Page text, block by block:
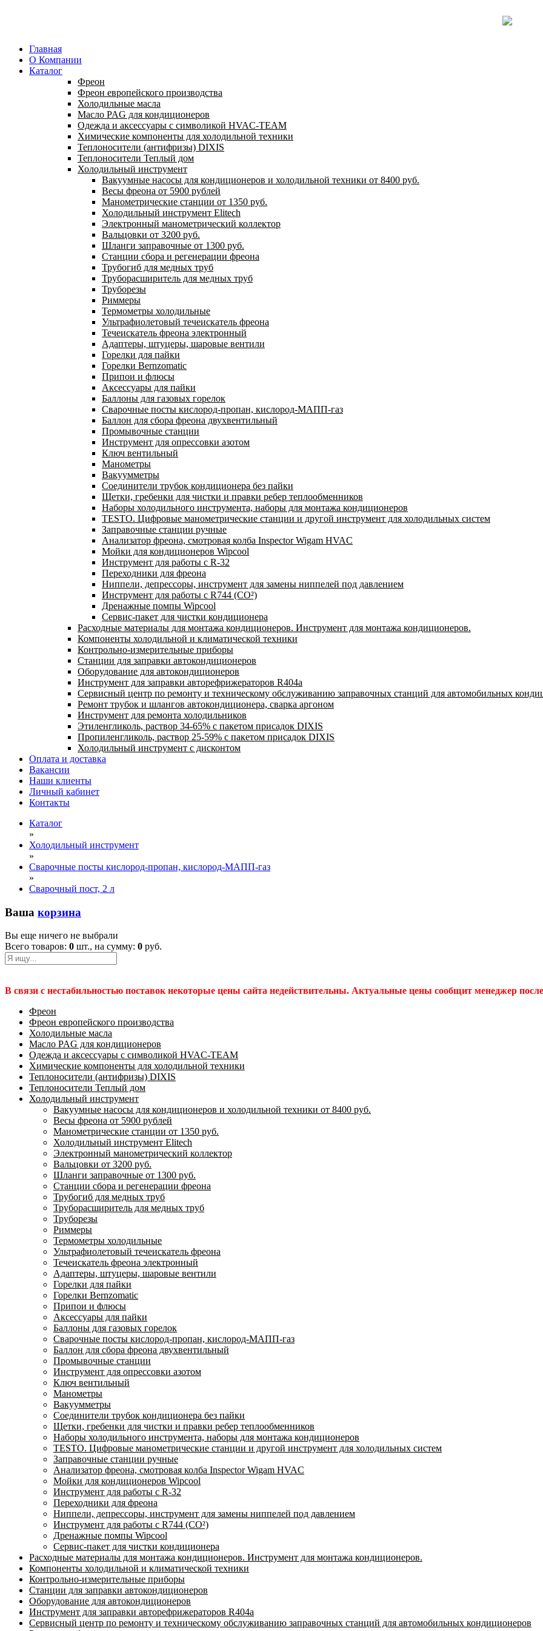
Главная
О Компании
Каталог
Фреон
Фреон европейского производства
Холодильные масла
Масло PAG для кондиционеров
Одежда и аксессуары с символикой HVAC-TEAM
Химические компоненты для холодильной техники
Теплоносители (антифризы) DIXIS
Теплоносители Теплый дом
Холодильный инструмент
Вакуумные насосы для кондиционеров и холодильной техники от 8400 руб.
Весы фреона от 5900 рублей
Манометрические станции от 1350 руб.
Холодильный инструмент Elitech
Электронный манометрический коллектор
Вальцовки от 3200 руб.
Шланги заправочные от 1300 руб.
Станции сбора и регенерации фреона
Трубогиб для медных труб
Труборасширитель для медных труб
Труборезы
Риммеры
Термометры холодильные
Ультрафиолетовый течеискатель фреона
Течеискатель фреона электронный
Адаптеры, штуцеры, шаровые вентили
Горелки для пайки
Горелки Bernzomatic
Припои и флюсы
Аксессуары для пайки
Баллоны для газовых горелок
Сварочные посты кислород-пропан, кислород-МАПП-газ
Баллон для сбора фреона двухвентильный
Промывочные станции
Инструмент для опрессовки азотом
Ключ вентильный
Манометры
Вакуумметры
Соединители трубок кондиционера без пайки
Щетки, гребенки для чистки и правки ребер теплообменников
Наборы холодильного инструмента, наборы для монтажа кондиционеров
TESTO. Цифровые манометрические станции и другой инструмент для холодильных систем
Заправочные станции ручные
Анализатор фреона, смотровая колба Inspector Wigam HVAC
Мойки для кондиционеров Wipcool
Инструмент для работы с R-32
Переходники для фреона
Ниппели, депрессоры, инструмент для замены ниппелей под давлением
Инструмент для работы с R744 (CO²)
Дренажные помпы Wipcool
Сервис-пакет для чистки кондиционера
Расходные материалы для монтажа кондиционеров. Инструмент для монтажа кондиционеров.
Компоненты холодильной и климатической техники
Контрольно-измерительные приборы
Станции для заправки автокондиционеров
Оборудование для автокондиционеров
Инструмент для заправки авторефрижераторов R404a
Сервисный центр по ремонту и техническому обслуживанию заправочных станций для автомобильных
Ремонт трубок и шлангов автокондиционера, сварка аргоном
Инструмент для ремонта холодильников
Этиленгликоль, раствор 34-65% с пакетом присадок DIXIS
Пропиленгликоль, раствор 25-59% с пакетом присадок DIXIS
Холодильный инструмент с дисконтом
Оплата и доставка
Вакансии
Наши клиенты
Личный кабинет
Контакты
Каталог
»
Холодильный инструмент
»
Сварочные посты кислород-пропан, кислород-МАПП-газ
»
Сварочный пост, 2 л
Ваша корзина
Вы еще ничего не выбрали
Всего товаров: 0 шт., на сумму: 0 руб.
В связи с нестабильностью поставок некоторые цены сайта недействительны. Актуальные цены сообщит менеджер
Фреон
Фреон европейского производства
Холодильные масла
Масло PAG для кондиционеров
Одежда и аксессуары с символикой HVAC-TEAM
Химические компоненты для холодильной техники
Теплоносители (антифризы) DIXIS
Теплоносители Теплый дом
Холодильный инструмент
Вакуумные насосы для кондиционеров и холодильной техники от 8400 руб.
Весы фреона от 5900 рублей
Манометрические станции от 1350 руб.
Холодильный инструмент Elitech
Электронный манометрический коллектор
Вальцовки от 3200 руб.
Шланги заправочные от 1300 руб.
Станции сбора и регенерации фреона
Трубогиб для медных труб
Труборасширитель для медных труб
Труборезы
Риммеры
Термометры холодильные
Ультрафиолетовый течеискатель фреона
Течеискатель фреона электронный
Адаптеры, штуцеры, шаровые вентили
Горелки для пайки
Горелки Bernzomatic
Припои и флюсы
Аксессуары для пайки
Баллоны для газовых горелок
Сварочные посты кислород-пропан, кислород-МАПП-газ
Баллон для сбора фреона двухвентильный
Промывочные станции
Инструмент для опрессовки азотом
Ключ вентильный
Манометры
Вакуумметры
Соединители трубок кондиционера без пайки
Щетки, гребенки для чистки и правки ребер теплообменников
Наборы холодильного инструмента, наборы для монтажа кондиционеров
TESTO. Цифровые манометрические станции и другой инструмент для холодильных систем
Заправочные станции ручные
Анализатор фреона, смотровая колба Inspector Wigam HVAC
Мойки для кондиционеров Wipcool
Инструмент для работы с R-32
Переходники для фреона
Ниппели, депрессоры, инструмент для замены ниппелей под давлением
Инструмент для работы с R744 (CO²)
Дренажные помпы Wipcool
Сервис-пакет для чистки кондиционера
Расходные материалы для монтажа кондиционеров. Инструмент для монтажа кондиционеров.
Компоненты холодильной и климатической техники
Контрольно-измерительные приборы
Станции для заправки автокондиционеров
Оборудование для автокондиционеров
Инструмент для заправки авторефрижераторов R404a
Сервисный центр по ремонту и техническому обслуживанию заправочных станций для автомобильных кондиционеров